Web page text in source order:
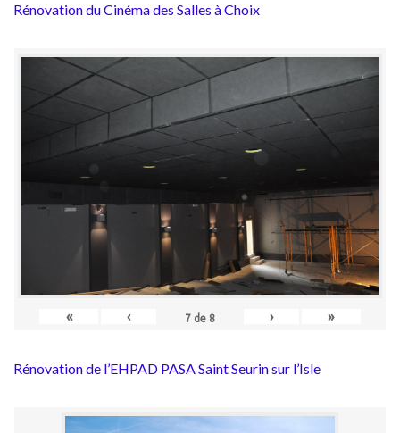
Rénovation du Cinéma des Salles à Choix
« ‹ 7 de 8 › »
Rénovation de l’EHPAD PASA Saint Seurin sur l’Isle